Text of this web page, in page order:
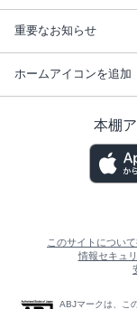
重要なお知らせ
ホームアイコンを追加
本棚
このサイトについて
情報セキュ
ABJマークは、こ